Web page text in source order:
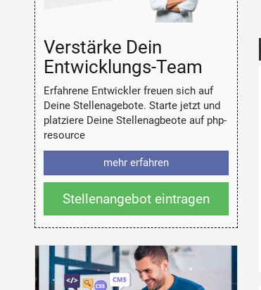
Verstärke Dein
Entwicklungs-Team
Erfahrene Entwickler freuen sich auf
Deine Stellenagebote. Starte jetzt und
platziere Deine Stellenagbeote auf php-
resource
mehr erfahren
Stellenangebot eintragen